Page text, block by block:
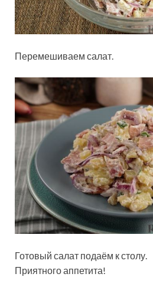
Перемешиваем салат.
Готовый салат подаём к столу.
Приятного аппетита!